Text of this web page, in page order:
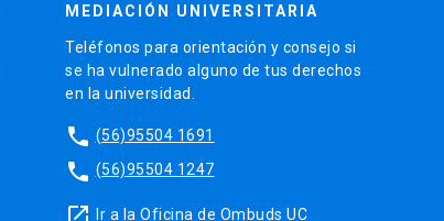
MEDIACIÓN UNIVERSITARIA
Teléfonos para orientación y consejo si
se ha vulnerado alguno de tus derechos
en la universidad.
phone (56)95504 1691
phone (56)95504 1247
launch Ir a la Oficina de Ombuds UC